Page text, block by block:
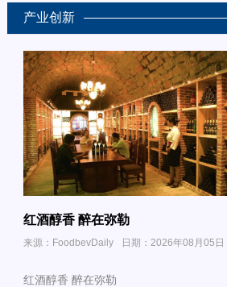
产业创新
红酒醇香 醉在弥勒
来源：FoodbevDaily 日期：2026年08月05日
红酒醇香 醉在弥勒